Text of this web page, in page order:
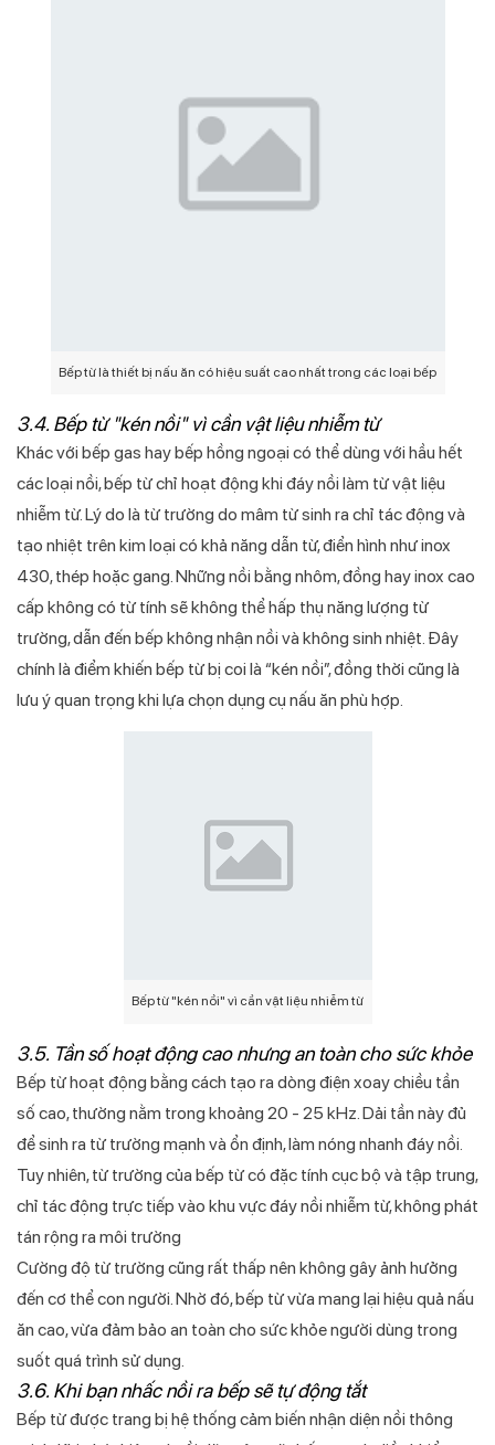
Bếp từ là thiết bị nấu ăn có hiệu suất cao nhất trong các loại bếp
3.4. Bếp từ "kén nồi" vì cần vật liệu nhiễm từ
Khác với bếp gas hay bếp hồng ngoại có thể dùng với hầu hết
các loại nồi, bếp từ chỉ hoạt động khi đáy nồi làm từ vật liệu
nhiễm từ. Lý do là từ trường do mâm từ sinh ra chỉ tác động và
tạo nhiệt trên kim loại có khả năng dẫn từ, điển hình như inox
430, thép hoặc gang. Những nồi bằng nhôm, đồng hay inox cao
cấp không có từ tính sẽ không thể hấp thụ năng lượng từ
trường, dẫn đến bếp không nhận nồi và không sinh nhiệt. Đây
chính là điểm khiến bếp từ bị coi là “kén nồi”, đồng thời cũng là
lưu ý quan trọng khi lựa chọn dụng cụ nấu ăn phù hợp.
Bếp từ "kén nồi" vì cần vật liệu nhiễm từ
3.5. Tần số hoạt động cao nhưng an toàn cho sức khỏe
Bếp từ hoạt động bằng cách tạo ra dòng điện xoay chiều tần
số cao, thường nằm trong khoảng 20 - 25 kHz. Dải tần này đủ
để sinh ra từ trường mạnh và ổn định, làm nóng nhanh đáy nồi.
Tuy nhiên, từ trường của bếp từ có đặc tính cục bộ và tập trung,
chỉ tác động trực tiếp vào khu vực đáy nồi nhiễm từ, không phát
tán rộng ra môi trường
Cường độ từ trường cũng rất thấp nên không gây ảnh hưởng
đến cơ thể con người. Nhờ đó, bếp từ vừa mang lại hiệu quả nấu
ăn cao, vừa đảm bảo an toàn cho sức khỏe người dùng trong
suốt quá trình sử dụng.
3.6. Khi bạn nhấc nồi ra bếp sẽ tự động tắt
Bếp từ được trang bị hệ thống cảm biến nhận diện nồi thông